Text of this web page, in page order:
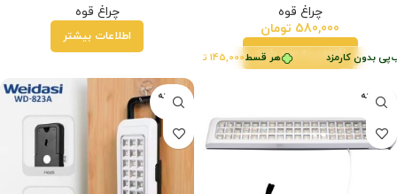
هر قسط145,000تومان بدون کارمزد
چراغ قوه
580,000 تومان
افزودن به سبد خرید
چراغ قوه
اطلاعات بیشتر
فروخته
شده
فروخته
شده